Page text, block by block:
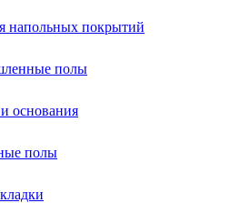
напольных покрытий
полы
основания
полы